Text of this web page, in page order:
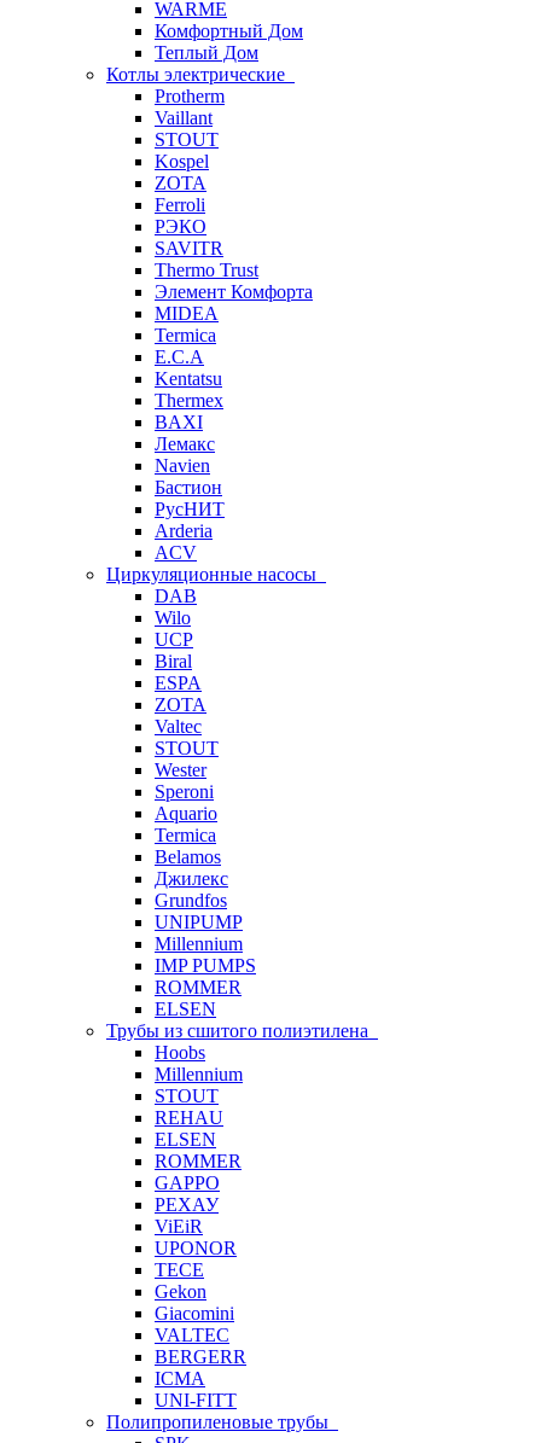
WARME
Комфортный Дом
Теплый Дом
Котлы электрические
Protherm
Vaillant
STOUT
Kospel
ZOTA
Ferroli
РЭКО
SAVITR
Thermo Trust
Элемент Комфорта
MIDEA
Termica
E.C.A
Kentatsu
Thermex
BAXI
Лемакс
Navien
Бастион
РусНИТ
Arderia
ACV
Циркуляционные насосы
DAB
Wilo
UCP
Biral
ESPA
ZOTA
Valtec
STOUT
Wester
Speroni
Aquario
Termica
Belamos
Джилекс
Grundfos
UNIPUMP
Millennium
IMP PUMPS
ROMMER
ELSEN
Трубы из сшитого полиэтилена
Hoobs
Millennium
STOUT
REHAU
ELSEN
ROMMER
GAPPO
РЕХАУ
ViEiR
UPONOR
TECE
Gekon
Giacomini
VALTEC
BERGERR
ICMA
UNI-FITT
Полипропиленовые трубы